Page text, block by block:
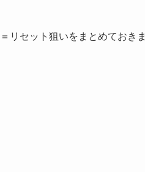
リセット狙いをまとめておきま